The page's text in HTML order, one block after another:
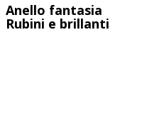
Anello fantasia
Rubini e brillanti